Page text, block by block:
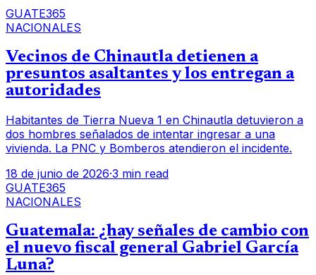
GUATE365
NACIONALES
Vecinos de Chinautla detienen a
presuntos asaltantes y los entregan a
autoridades
Habitantes de Tierra Nueva 1 en Chinautla detuvieron a
dos hombres señalados de intentar ingresar a una
vivienda. La PNC y Bomberos atendieron el incidente.
18 de junio de 2026·3 min read
GUATE365
NACIONALES
Guatemala: ¿hay señales de cambio con
el nuevo fiscal general Gabriel García
Luna?